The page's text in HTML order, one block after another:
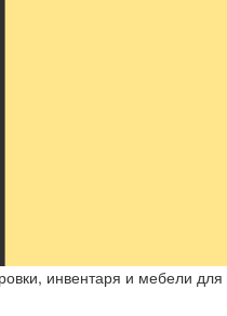
инвентаря и мебели